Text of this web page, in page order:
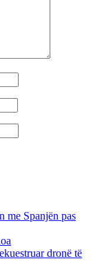
me Spanjën pas
dronë të